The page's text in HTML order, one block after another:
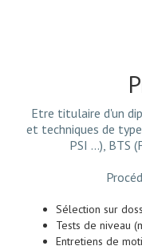
Etre titulaire d'un
et techniques de type
PSI ...), BTS
Sélection sur
Tests de niveau
Entretiens de